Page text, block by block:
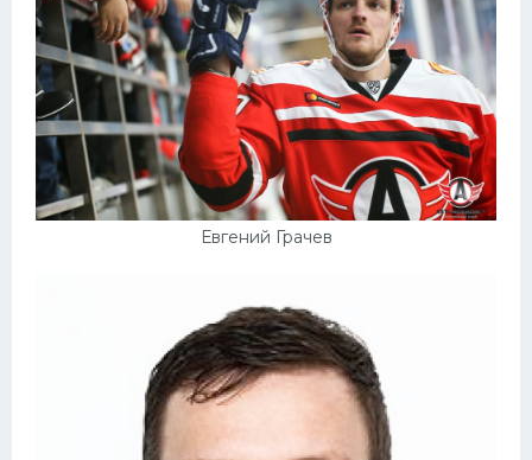
Евгений Грачев
Конькобежный спорт
Тренажеры
Интерьер квартиры